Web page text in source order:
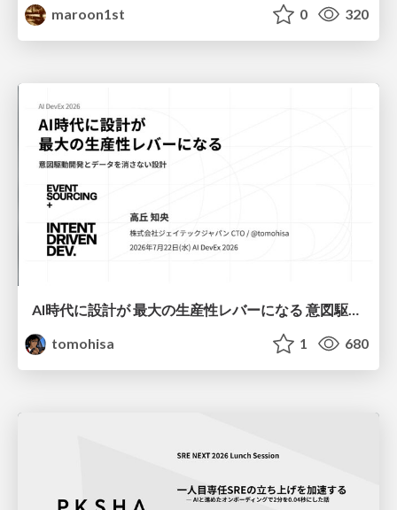
maroon1st
0 320
AI時代に設計が 最大の生産性レバーになる 意図駆動開発とデータを消さない設計｜Don't Delete Your Data or Your Intent — Design as the Deepest Lever in the AI Era
tomohisa
1 680